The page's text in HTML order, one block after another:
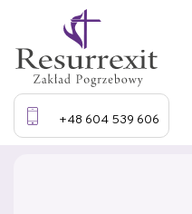
+48 604 539 606